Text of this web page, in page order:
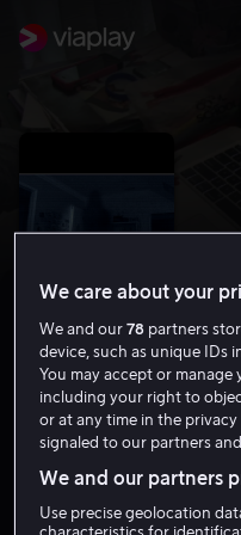
Paranormal
We care about your
We and our78 partners
device, such as unique IDs
You may accept or manage
including your right to
or at any time in the
signaled to our partners
We and our partners
Use precise geolocation
characteristics for